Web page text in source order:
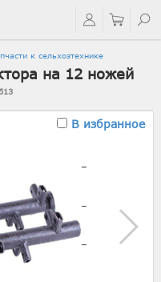
к сельхозтехнике
на 12 ножей
В избранное